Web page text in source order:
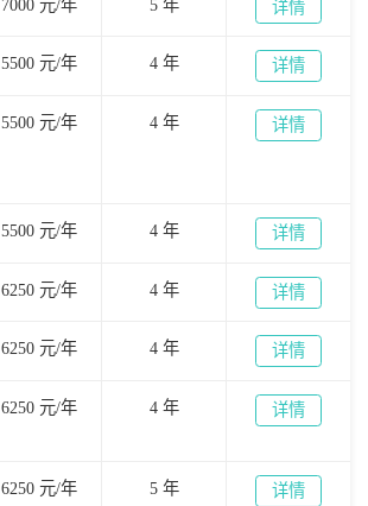
7000 元/年 5 年 详情
5500 元/年 4 年 详情
5500 元/年 4 年 详情
5500 元/年 4 年 详情
6250 元/年 4 年 详情
6250 元/年 4 年 详情
6250 元/年 4 年 详情
6250 元/年 5 年 详情